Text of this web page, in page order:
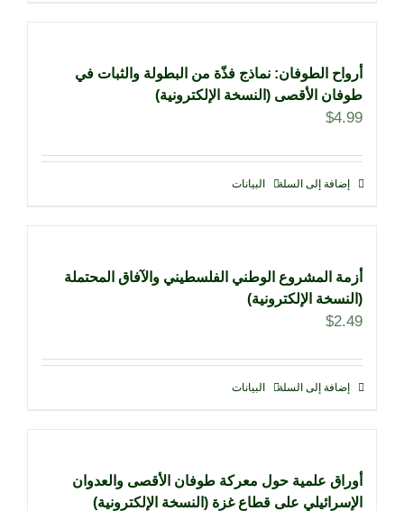
أرواح الطوفان: نماذج فذّة من البطولة والثبات في
طوفان الأقصى (النسخة الإلكترونية)
$4.99
إضافة إلى السلة البيانات
أزمة المشروع الوطني الفلسطيني والآفاق المحتملة
(النسخة الإلكترونية)
$2.49
إضافة إلى السلة البيانات
أوراق علمية حول معركة طوفان الأقصى والعدوان
الإسرائيلي على قطاع غزة (النسخة الإلكترونية)